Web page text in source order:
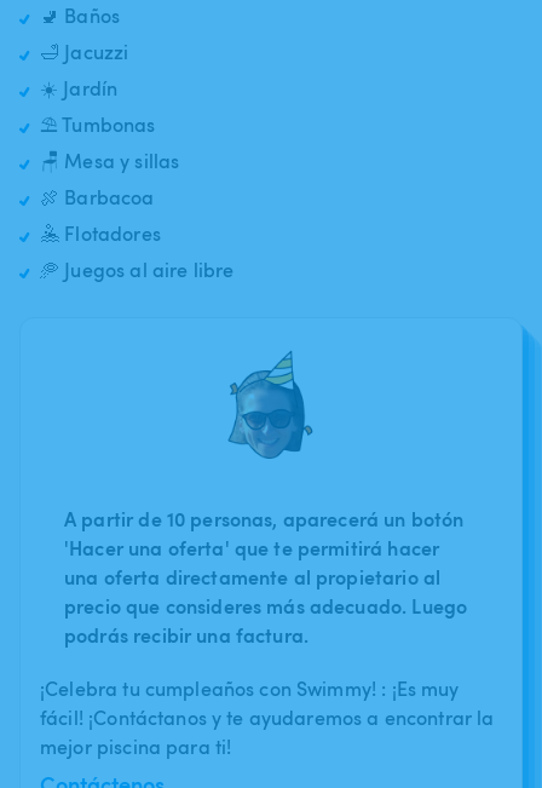
🚽 Baños
🛁 Jacuzzi
☀️ Jardín
⛱️ Tumbonas
🪑 Mesa y sillas
🍖 Barbacoa
🤽 Flotadores
🥏 Juegos al aire libre
A partir de 10 personas, aparecerá un botón
'Hacer una oferta' que te permitirá hacer
una oferta directamente al propietario al
precio que consideres más adecuado. Luego
podrás recibir una factura.
¡Celebra tu cumpleaños con Swimmy! : ¡Es muy
fácil! ¡Contáctanos y te ayudaremos a encontrar la
mejor piscina para ti!